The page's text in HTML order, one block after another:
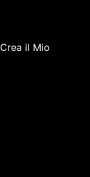
Crea il Mio